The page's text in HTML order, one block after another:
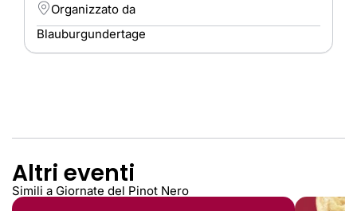
Organizzato da
Blauburgundertage
Altri eventi
Simili a Giornate del Pinot Nero